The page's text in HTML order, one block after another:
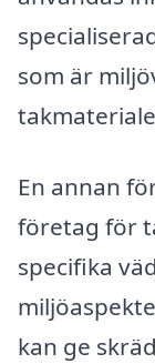
som är
En annan
företag för
specifika
kan ge